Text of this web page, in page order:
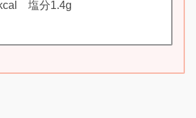
塩分1.4g